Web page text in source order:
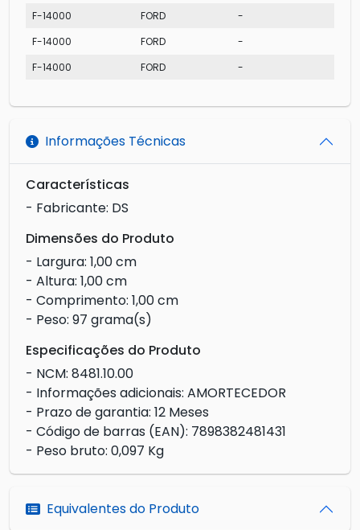
F-14000 FORD
-
F-14000
FORD
-
F-14000
FORD -
Informações Técnicas
Características
- Fabricante: DS
Dimensões do Produto
- Largura: 1,00 cm
- Altura: 1,00 cm
- Comprimento: 1,00 cm
- Peso: 97 grama(s)
Especificações do Produto
- NCM: 8481.10.00
- Informações adicionais: AMORTECEDOR
- Prazo de garantia: 12 Meses
- Código de barras (EAN): 7898382481431
- Peso bruto: 0,097 Kg
Equivalentes do Produto